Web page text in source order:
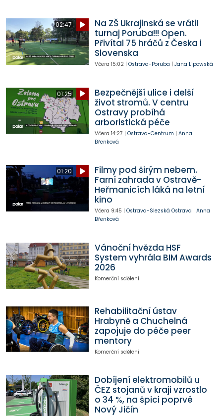
02:47
Na ZŠ Ukrajinská se vrátil
turnaj Poruba!!! Open.
Přivítal 75 hráčů z Česka i
Slovenska
Včera 15:02| Ostrava-Poruba | Jana Lipowská
01:25
Bezpečnější ulice i delší
život stromů. V centru
Ostravy probíhá
arboristická péče
Včera 14:27 | Ostrava-Centrum | Anna
Břenková
01:20
Filmy pod širým nebem.
Farní zahrada v Ostravě-
Heřmanicích láká na letní
kino
Včera 9:45 | Ostrava-Slezská Ostrava | Anna
Břenková
Vánoční hvězda HSF
System vyhrála BIM Awards
2026
Komerční sdělení
Rehabilitační ústav
Hrabyně a Chuchelná
zapojuje do péče peer
mentory
Komerční sdělení
Dobíjení elektromobilů u
ČEZ stojanů v kraji vzrostlo
o 34 %, na špici poprvé
Nový Jičín